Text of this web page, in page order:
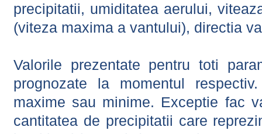
precipitatii, umiditatea aerului,
(viteza maxima a vantului), directia
Valorile prezentate pentru toti
prognozate la momentul
maxime sau minime. Exceptie fac
cantitatea de precipitatii care